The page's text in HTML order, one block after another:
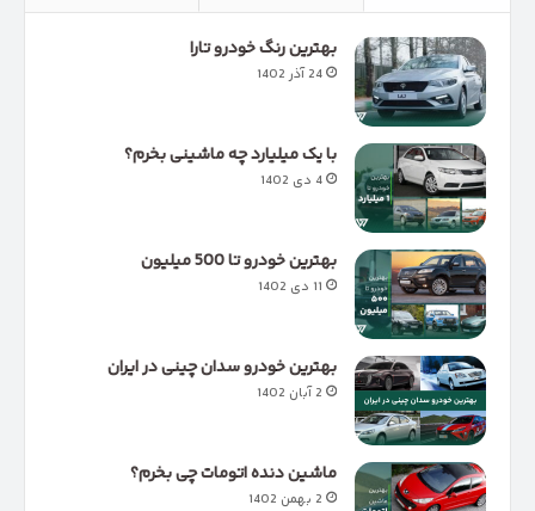
بهترین رنگ خودرو تارا
24 آذر 1402
با یک میلیارد چه ماشینی بخرم؟
4 دی 1402
بهترین خودرو تا 500 میلیون
11 دی 1402
بهترین خودرو سدان چینی در ایران
2 آبان 1402
ماشین دنده اتومات چی بخرم؟
2 بهمن 1402